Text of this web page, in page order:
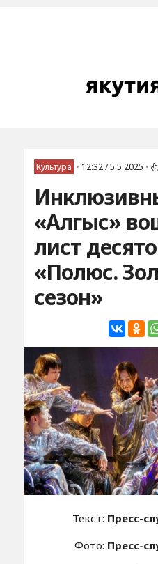
Культура • 12:32 / 5.5.2025 •
«Алгыс»
лист
«Полюс.
сезон»
Текст: Пресс-
Фото: Пресс-